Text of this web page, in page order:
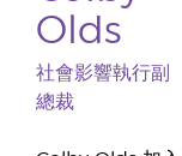
Olds
社會影響執行副
總裁